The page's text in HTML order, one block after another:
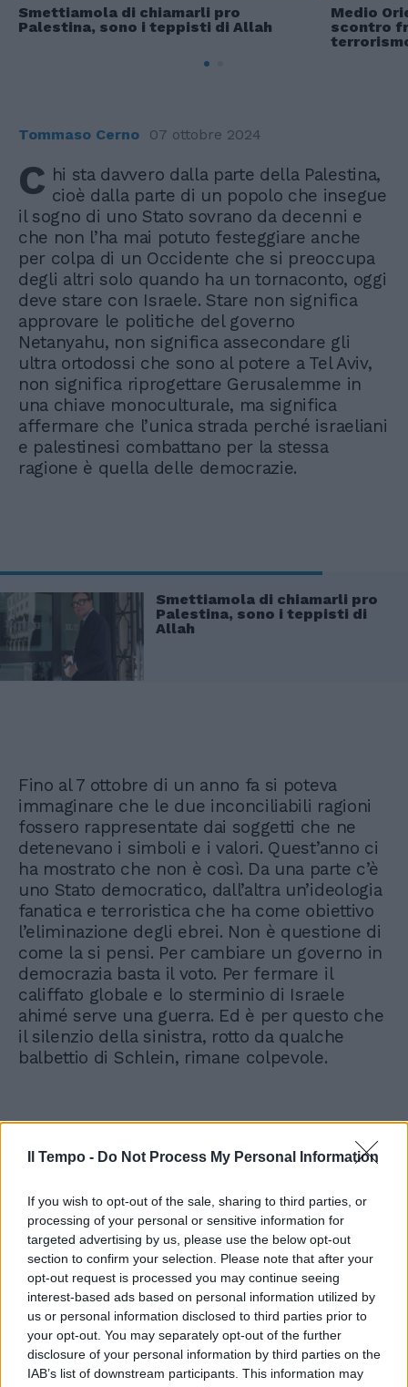
Il Tempo - Do Not Process My Personal Information
If you wish to opt-out of the sale, sharing to third parties, or
processing of your personal or sensitive information for
targeted advertising by us, please use the below opt-out
section to confirm your selection. Please note that after your
opt-out request is processed you may continue seeing
interest-based ads based on personal information utilized by
us or personal information disclosed to third parties prior to
your opt-out. You may separately opt-out of the further
disclosure of your personal information by third parties on the
IAB’s list of downstream participants. This information may
Smettiamola di chiamarli pro
Palestina, sono i teppisti di Allah
Medio
scontro
Tommaso Cerno 07 ottobre 2024
C hi sta davvero dalla parte della Palestina,
cioè dalla parte di un popolo che insegue
il sogno di uno Stato sovrano da decenni e
che non l’ha mai potuto festeggiare anche
per colpa di un Occidente che si preoccupa
degli altri solo quando ha un tornaconto, oggi
deve stare con Israele. Stare non significa
approvare le politiche del governo
Netanyahu, non significa assecondare gli
ultra ortodossi che sono al potere a Tel Aviv,
non significa riprogettare Gerusalemme in
una chiave monoculturale, ma significa
affermare che l’unica strada perché israeliani
e palestinesi combattano per la stessa
ragione è quella delle democrazie.
Smettiamola di chiamarli pro
Palestina, sono i teppisti di
Allah
Fino al 7 ottobre di un anno fa si poteva
immaginare che le due inconciliabili ragioni
fossero rappresentate dai soggetti che ne
detenevano i simboli e i valori. Quest’anno ci
ha mostrato che non è così. Da una parte c’è
uno Stato democratico, dall’altra un’ideologia
fanatica e terroristica che ha come obiettivo
l’eliminazione degli ebrei. Non è questione di
come la si pensi. Per cambiare un governo in
democrazia basta il voto. Per fermare il
califfato globale e lo sterminio di Israele
ahimé serve una guerra. Ed è per questo che
il silenzio della sinistra, rotto da qualche
balbettio di Schlein, rimane colpevole.
lo scontro fra culture
risveglia il terrorismo"